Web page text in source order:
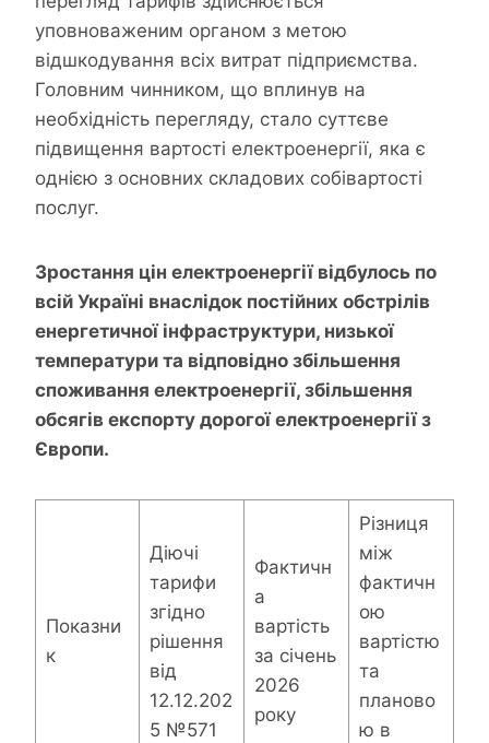
уповноваженим органом з метою
відшкодування всіх витрат підприємства.
Головним чинником, що вплинув на
необхідність перегляду, стало суттєве
підвищення вартості електроенергії, яка є
однією з основних складових собівартості
послуг.
Зростання цін електроенергії відбулось по
всій Україні внаслідок постійних обстрілів
енергетичної інфраструктури, низької
температури та відповідно збільшення
споживання електроенергії, збільшення
обсягів експорту дорогої електроенергії з
Європи.
Показни
к
Діючі
тарифи
згідно
рішення
від
12.12.202
5 №571
Фактичн
а
вартість
за січень
2026
року
Різниця
між
фактичн
ою
вартістю
та
планово
ю в